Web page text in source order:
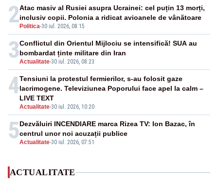
2 Politica-30 iul. 2026, 08:15
Atac masiv al Rusiei asupra Ucrainei: cel puțin 13 morți,
inclusiv copii. Polonia a ridicat avioanele de vânătoare
3Actualitate-30 iul. 2026, 08:23
Conflictul din Orientul Mijlociu se intensifică! SUA au
bombardat ținte militare din Iran
4
Actualitate-30 iul. 2026, 10:20
Tensiuni la protestul fermierilor, s-au folosit gaze
lacrimogene. Televiziunea Poporului face apel la calm –
LIVE TEXT
5Actualitate-30 iul. 2026, 07:51
Dezvăluiri INCENDIARE marca Rizea TV: Ion Bazac, în
centrul unor noi acuzații publice
ACTUALITATE